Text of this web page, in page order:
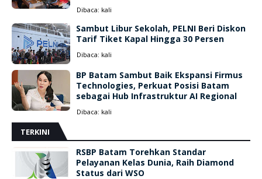
Dibaca: kali
Sambut Libur Sekolah, PELNI Beri Diskon
Tarif Tiket Kapal Hingga 30 Persen
Dibaca: kali
BP Batam Sambut Baik Ekspansi Firmus
Technologies, Perkuat Posisi Batam
sebagai Hub Infrastruktur AI Regional
Dibaca: kali
TERKINI
RSBP Batam Torehkan Standar
Pelayanan Kelas Dunia, Raih Diamond
Status dari WSO